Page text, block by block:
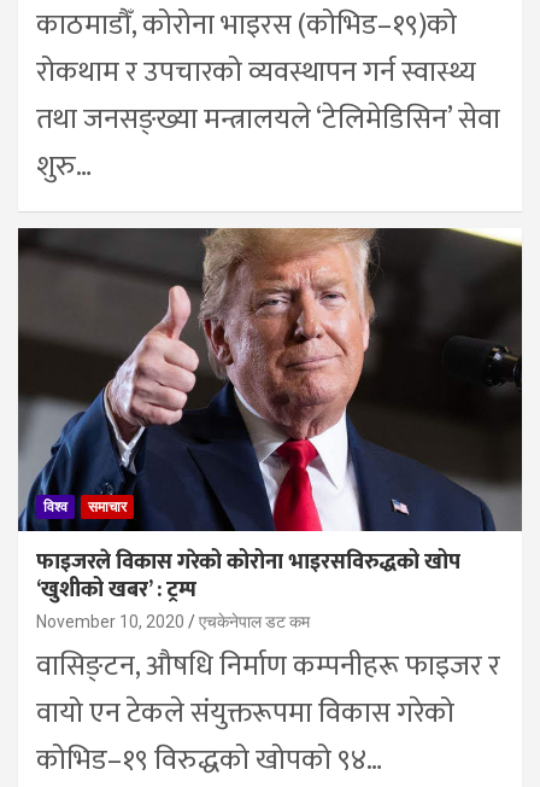
काठमाडौँ, कोरोना भाइरस (कोभिड–१९)को
रोकथाम र उपचारको व्यवस्थापन गर्न स्वास्थ्य
तथा जनसङ्ख्या मन्त्रालयले ‘टेलिमेडिसिन’ सेवा
शुरु…
विश्व समाचार
फाइजरले विकास गरेको कोरोना भाइरसविरुद्धको खोप
‘खुशीको खबर’ : ट्रम्प
November 10, 2020 एचकेनेपाल डट कम
वासिङ्टन, औषधि निर्माण कम्पनीहरू फाइजर र
वायो एन टेकले संयुक्तरूपमा विकास गरेको
कोभिड–१९ विरुद्धको खोपको ९४…